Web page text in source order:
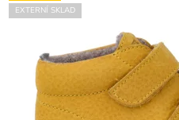
EXTERNÍ SKLAD